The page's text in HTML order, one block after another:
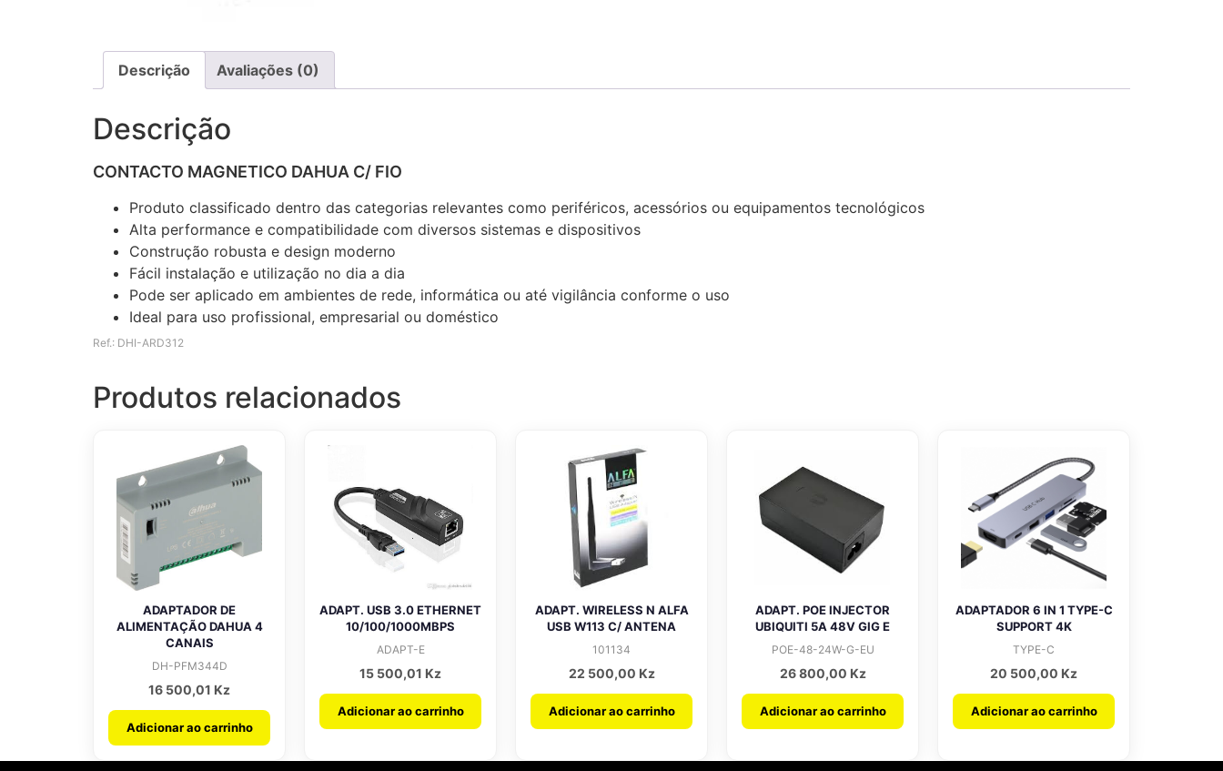
Descrição Avaliações (0)
Descrição
CONTACTO MAGNETICO DAHUA C/ FIO
Produto classificado dentro das categorias relevantes como periféricos, acessórios ou equipamentos tecnológicos
Alta performance e compatibilidade com diversos sistemas e dispositivos
Construção robusta e design moderno
Fácil instalação e utilização no dia a dia
Pode ser aplicado em ambientes de rede, informática ou até vigilância conforme o uso
Ideal para uso profissional, empresarial ou doméstico
Ref.: DHI-ARD312
Produtos relacionados
ADAPTADOR DE
ALIMENTAÇÃO DAHUA 4
CANAIS
DH-PFM344D
16 500,01 Kz
Adicionar ao carrinho
ADAPT. USB 3.0 ETHERNET
10/100/1000MBPS
ADAPT-E
15 500,01 Kz
Adicionar ao carrinho
ADAPT. WIRELESS N ALFA
USB W113 C/ ANTENA
101134
22 500,00 Kz
Adicionar ao carrinho
ADAPT. POE INJECTOR
UBIQUITI 5A 48V GIG E
POE-48-24W-G-EU
26 800,00 Kz
Adicionar ao carrinho
ADAPTADOR 6 IN 1 TYPE-C
SUPPORT 4K
TYPE-C
20 500,00 Kz
Adicionar ao carrinho